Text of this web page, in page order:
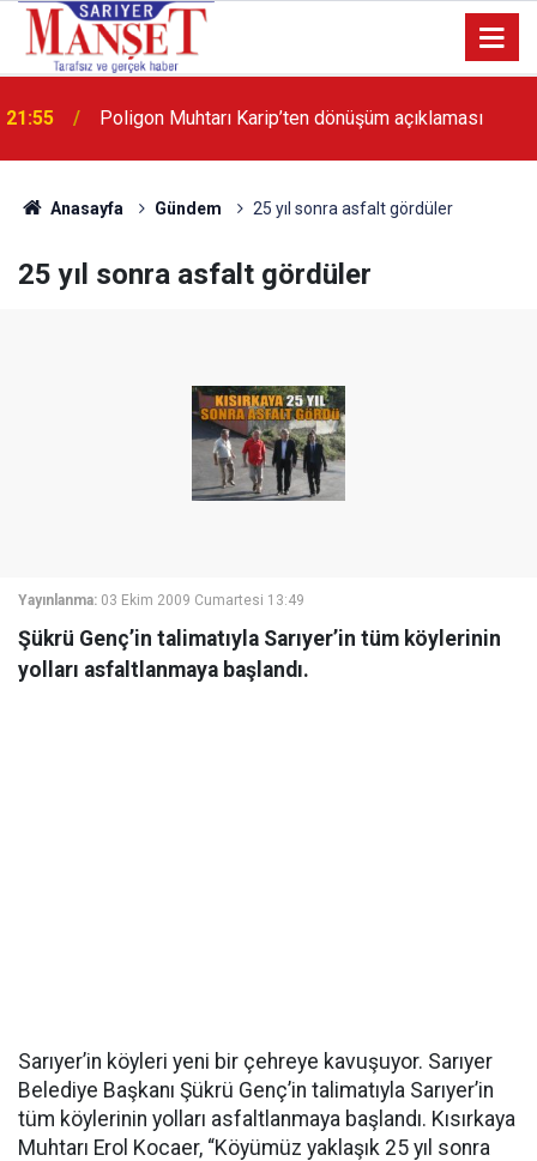
13:36 'Poligon'da İstanbul'a örnek proje gerçekleştirilecek'
Anasayfa Gündem 25 yıl sonra asfalt gördüler
25 yıl sonra asfalt gördüler
Yayınlanma: 03 Ekim 2009 Cumartesi 13:49
Şükrü Genç’in talimatıyla Sarıyer’in tüm köylerinin
yolları asfaltlanmaya başlandı.
Sarıyer’in köyleri yeni bir çehreye kavuşuyor. Sarıyer
Belediye Başkanı Şükrü Genç’in talimatıyla Sarıyer’in
tüm köylerinin yolları asfaltlanmaya başlandı. Kısırkaya
Muhtarı Erol Kocaer, “Köyümüz yaklaşık 25 yıl sonra